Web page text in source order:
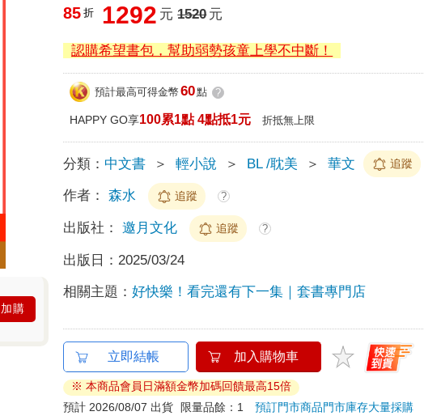
加購
85 折 1292 元 1520元
認購希望書包，幫助弱勢孩童上學不中斷！
預計最高可得金幣 60點 ?
HAPPY GO享100累1點 4點抵1元 折抵無上限
分類： 中文書 ＞ 輕小說 ＞ BL /耽美 ＞ 華文 追蹤
作者： 森水 追蹤 ?
出版社： 邀月文化 追蹤 ?
出版日： 2025/03/24
相關主題：好快樂！看完還有下一集｜套書專門店
立即結帳 加入購物車
※ 本商品會員日滿額金幣加碼回饋最高15倍
預計 2026/08/07 出貨
限量品餘：1預訂門市商品門市庫存大量採購